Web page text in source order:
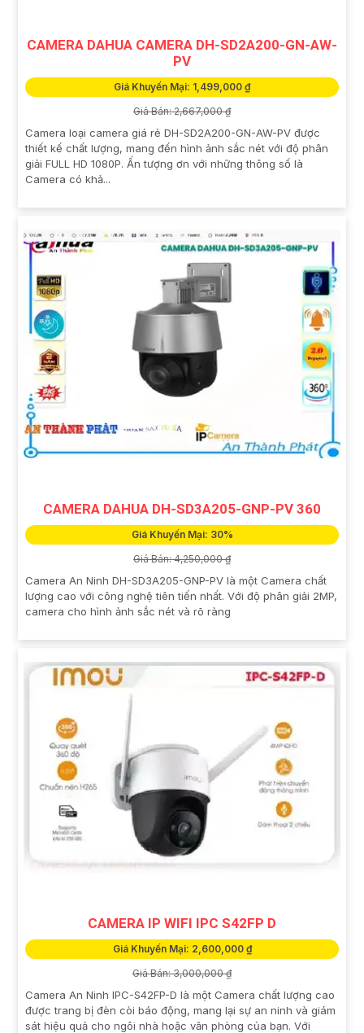
CAMERA DAHUA CAMERA DH-SD2A200-GN-AW-
PV
Giá Khuyến Mại: 1,499,000 ₫
Giá Bán: 2,667,000 ₫
Camera loại camera giá rẻ DH-SD2A200-GN-AW-PV được
thiết kế chất lượng, mang đến hình ảnh sắc nét với độ phân
giải FULL HD 1080P. Ấn tượng ơn với những thông số là
Camera có khả...
CAMERA DAHUA DH-SD3A205-GNP-PV 360
Giá Khuyến Mại: 30%
Giá Bán: 4,250,000 ₫
Camera An Ninh DH-SD3A205-GNP-PV là một Camera chất
lượng cao với công nghệ tiên tiến nhất. Với độ phân giải 2MP,
camera cho hình ảnh sắc nét và rõ ràng
CAMERA IP WIFI IPC S42FP D
Giá Khuyến Mại: 2,600,000 ₫
Giá Bán: 3,000,000 ₫
Camera An Ninh IPC-S42FP-D là một Camera chất lượng cao
được trang bị đèn còi báo động, mang lại sự an ninh và giám
sát hiệu quả cho ngôi nhà hoặc văn phòng của bạn. Với